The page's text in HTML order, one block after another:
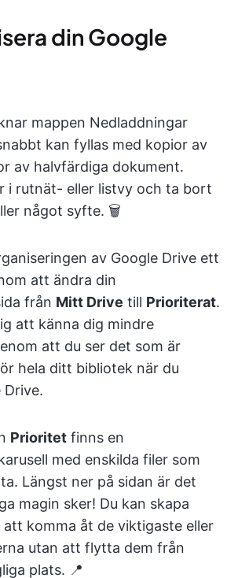
din Google
mappen Nedladdningar
kan fyllas med kopior av
av halvfärdiga dokument.
i rutnät- eller listvy och ta bort
något syfte. 🗑
av Google Drive ett
att ändra din
från Mitt Drive till Prioriterat.
att känna dig mindre
att du ser det som är
hela ditt bibliotek när du
Drive.
Prioritet finns en
med enskilda filer som
Längst ner på sidan är det
magin sker! Du kan skapa
komma åt de viktigaste eller
utan att flytta dem från
plats. 📍